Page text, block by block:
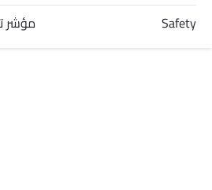
Safety
مؤشر